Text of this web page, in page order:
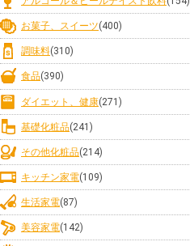
お菓子、スイーツ(400)
調味料(310)
食品(390)
ダイエット、健康(271)
基礎化粧品(241)
その他化粧品(214)
キッチン家電(109)
生活家電(87)
美容家電(142)